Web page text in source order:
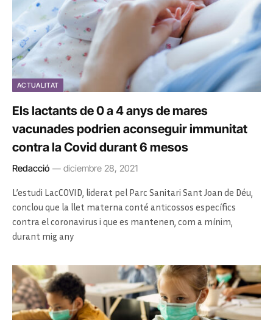
ACTUALITAT
Els lactants de 0 a 4 anys de mares
vacunades podrien aconseguir immunitat
contra la Covid durant 6 mesos
Redacció diciembre 28, 2021
L’estudi LacCOVID, liderat pel Parc Sanitari Sant Joan de Déu,
conclou que la llet materna conté anticossos específics
contra el coronavirus i que es mantenen, com a mínim,
durant mig any